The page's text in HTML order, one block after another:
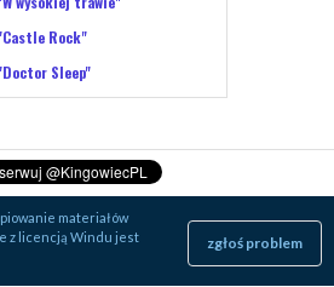
Rock"
Sleep"
zgłoś problem
materiałów
z licencją Windu jest